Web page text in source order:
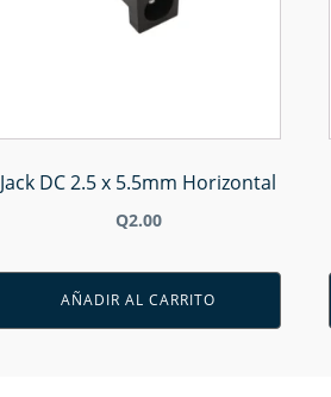
Jack DC 2.5 x 5.5mm Horizontal
Q2.00
AÑADIR AL CARRITO